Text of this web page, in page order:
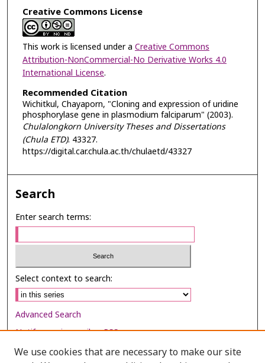
Creative Commons License
This work is licensed under a Creative Commons
Attribution-NonCommercial-No Derivative Works 4.0
International License.
Recommended Citation
Wichitkul, Chayaporn, "Cloning and expression of uridine
phosphorylase gene in plasmodium falciparum" (2003).
Chulalongkorn University Theses and Dissertations
(Chula ETD). 43327.
https://digital.car.chula.ac.th/chulaetd/43327
Search
Enter search terms:
Select context to search:
Advanced Search
Notify me via email orRSS
We use cookies that are necessary to make our site